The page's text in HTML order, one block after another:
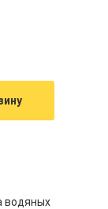
водяных